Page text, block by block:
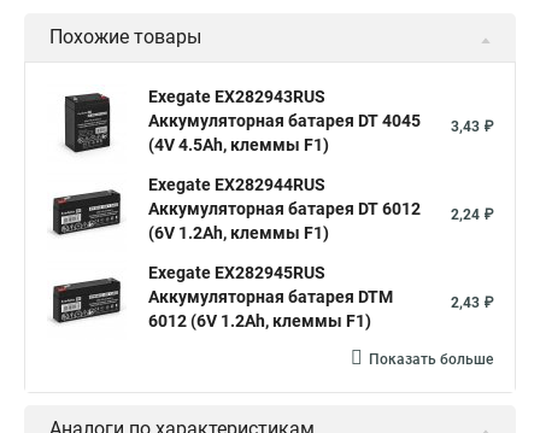
Похожие товары
Exegate EX282943RUS
Аккумуляторная батарея DT 4045
(4V 4.5Ah, клеммы F1)
3,43 ₽
Exegate EX282944RUS
Аккумуляторная батарея DT 6012
(6V 1.2Ah, клеммы F1)
2,24 ₽
Exegate EX282945RUS
Аккумуляторная батарея DTM
6012 (6V 1.2Ah, клеммы F1)
2,43 ₽
Показать больше